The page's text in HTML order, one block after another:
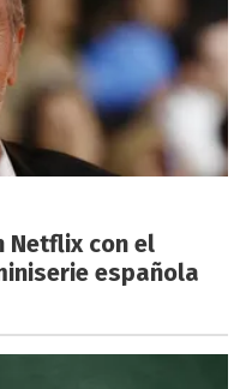
Netflix con el
española